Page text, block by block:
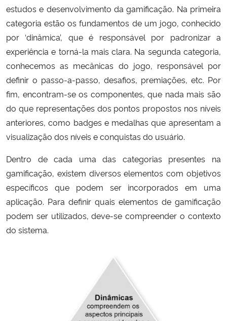
estudos e desenvolvimento da gamificação. Na primeira
categoria estão os fundamentos de um jogo, conhecido
por ‘dinâmica’, que é responsável por padronizar a
experiência e torná-la mais clara. Na segunda categoria,
conhecemos as mecânicas do jogo, responsável por
definir o passo-a-passo, desafios, premiações, etc. Por
fim, encontram-se os componentes, que nada mais são
do que representações dos pontos propostos nos níveis
anteriores, como badges e medalhas que apresentam a
visualização dos níveis e conquistas do usuário.
Dentro de cada uma das categorias presentes na
gamificação, existem diversos elementos com objetivos
específicos que podem ser incorporados em uma
aplicação. Para definir quais elementos de gamificação
podem ser utilizados, deve-se compreender o contexto
do sistema.